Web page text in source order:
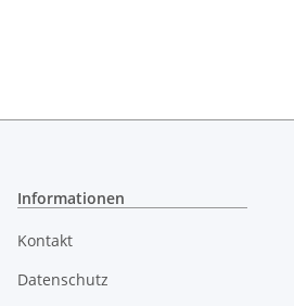
Informationen
Kontakt
Datenschutz